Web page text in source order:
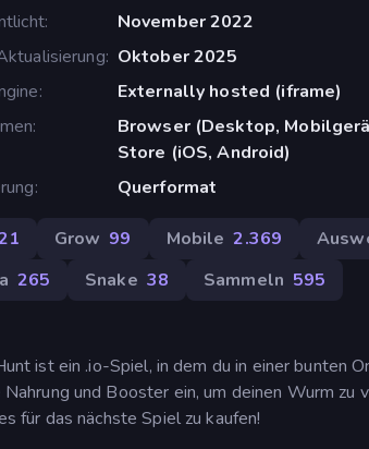
November 2022
Oktober 2025
Externally hosted (iframe)
Browser (Desktop,
Store (iOS, Android)
Querformat
Grow 99 Mobile 2.369
265 Snake 38 Sammeln 595
ist ein .io-Spiel, in dem du in einer bunten
und Booster ein, um deinen Wurm zu
für das nächste Spiel zu kaufen!